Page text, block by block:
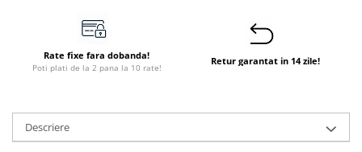
Perdele de aer
Ventiloconvectoare si sisteme VRF
Chillere
incalzire
Dulapuri pentru climatizare
Rate fixe fara dobanda!
Poti plati de la 2 pana la 10 rate!
Retur garantat in 14 zile!
Descriere